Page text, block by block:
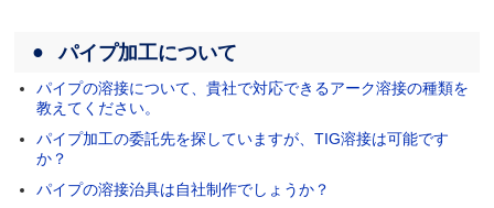
パイプ加工について
パイプの溶接について、貴社で対応できるアーク溶接の種類を
教えてください。
パイプ加工の委託先を探していますが、TIG溶接は可能です
か？
パイプの溶接治具は自社制作でしょうか？